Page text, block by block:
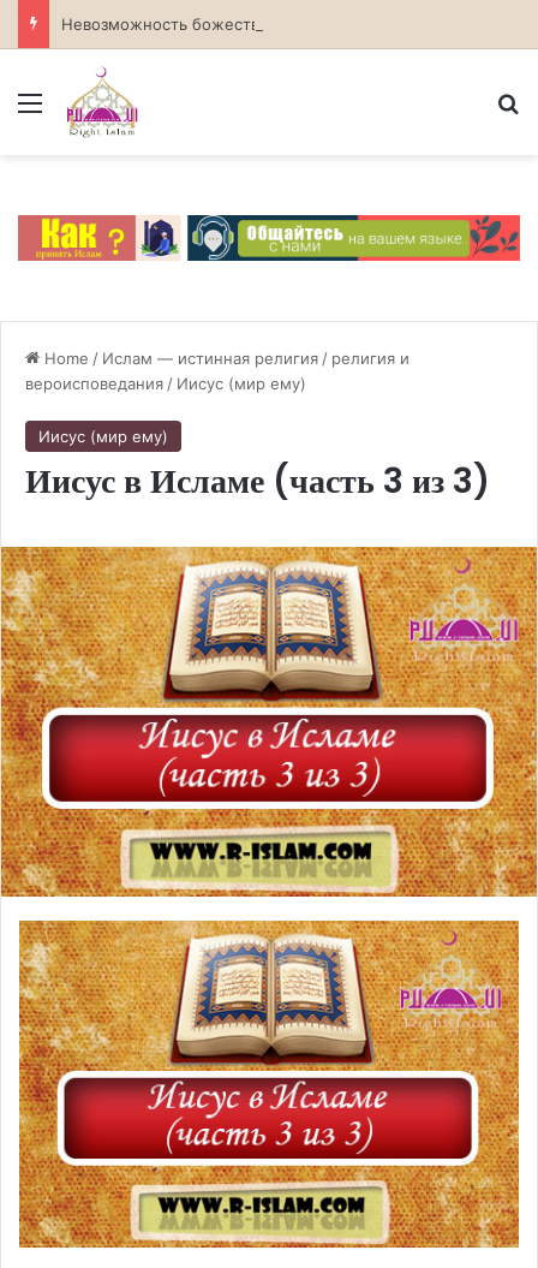
Невозможность божественных атрибутов в атеизме
Menu
Home / Ислам — истинная религия / религия и
вероисповедания / Иисус (мир ему)
Иисус (мир ему)
Иисус в Исламе (часть 3 из 3)